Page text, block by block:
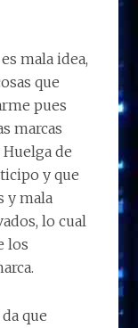
mala idea,
que
pues
marcas
de
y que
y mala
lo cual
los
que